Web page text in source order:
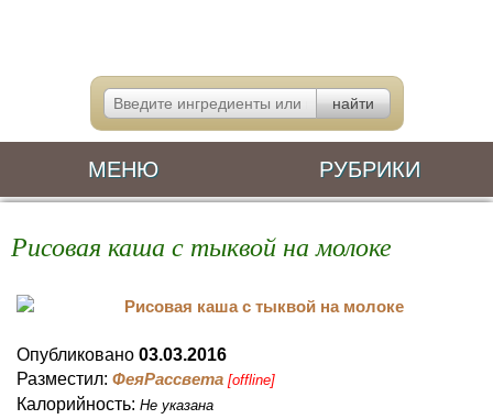
МЕНЮ РУБРИКИ
Рисовая каша с тыквой на молоке
Опубликовано 03.03.2016
Разместил: ФеяРассвета [offline]
Калорийность: Не указана